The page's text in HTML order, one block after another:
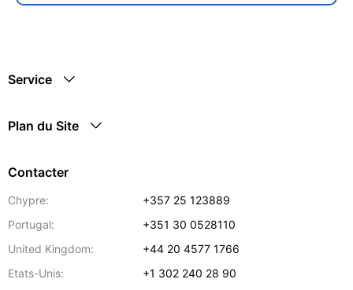
Service
Plan du Site
Contacter
Chypre:
+357 25 123889
Portugal:
+351 30 0528110
United Kingdom:
+44 20 4577 1766
Etats-Unis:
+1 302 240 28 90